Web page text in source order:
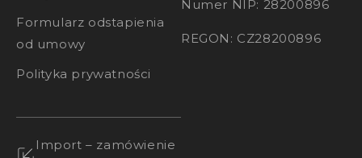
Formularz odstapienia
od umowy
Polityka prywatności
Import – zamówienie
Numer NIP: 28200896
REGON: CZ28200896